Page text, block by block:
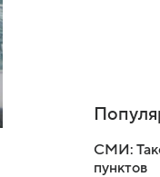
СМИ:
пунктов